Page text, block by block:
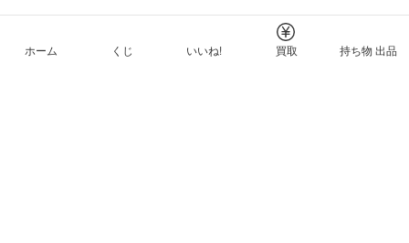
ホーム くじ いいね! 買取 持ち物 出品